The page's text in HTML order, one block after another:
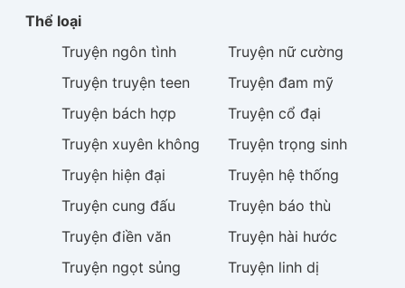
Thể loại
Truyện ngôn tình Truyện nữ cường
Truyện truyện teen Truyện đam mỹ
Truyện bách hợp Truyện cổ đại
Truyện xuyên không Truyện trọng sinh
Truyện hiện đại Truyện hệ thống
Truyện cung đấu Truyện báo thù
Truyện điền văn Truyện hài hước
Truyện ngọt sủng Truyện linh dị